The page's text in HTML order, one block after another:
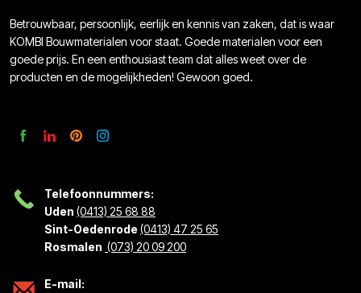
Betrouwbaar, persoonlijk, eerlijk en kennis van zaken, dat is waar
KOMBI Bouwmaterialen voor staat. Goede materialen voor een
goede prijs. En een enthousiast team dat alles weet over de
producten en de mogelijkheden! Gewoon goed.
Telefoonnummers:
Uden (0413) 25 68 88
Sint-Oedenrode(0413) 47 25 65
Rosmalen (073) 20 09 200
E-mail: